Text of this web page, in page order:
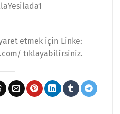
etmek için Linke:
tıklayabilirsiniz.